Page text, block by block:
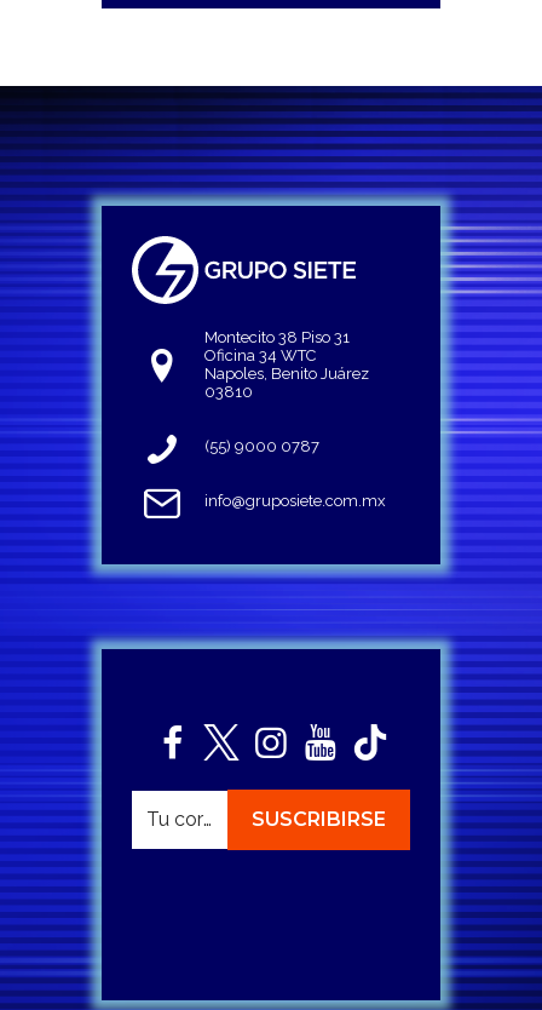
Montecito 38 Piso 31
Oficina 34 WTC
Napoles, Benito Juárez
03810
(55) 9000 0787
info@gruposiete.com.mx